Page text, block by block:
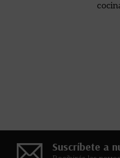
Suscríbete a